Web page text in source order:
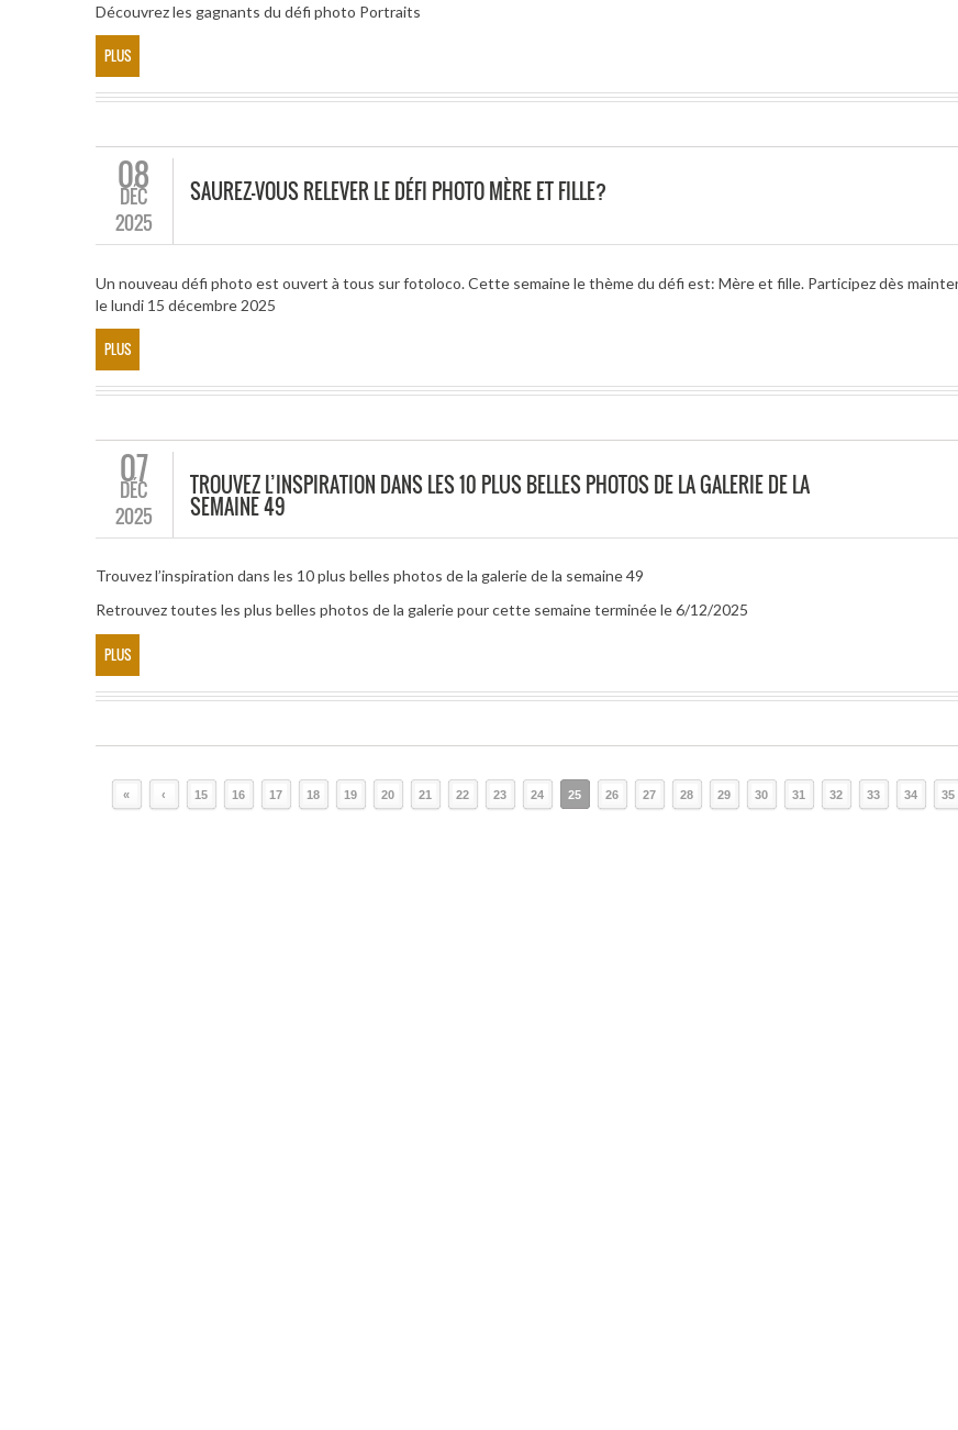
Découvrez les gagnants du défi photo Portraits
PLUS
08
DÉC
2025
SAUREZ-VOUS RELEVER LE DÉFI PHOTO MÈRE ET FILLE?
Un nouveau défi photo est ouvert à tous sur fotoloco. Cette semaine le thème du défi est: Mère et fille. Participez dès
le lundi 15 décembre 2025
PLUS
07
DÉC
2025
TROUVEZ L’INSPIRATION DANS LES 10 PLUS BELLES PHOTOS DE LA GALERIE DE LA
SEMAINE 49
Trouvez l’inspiration dans les 10 plus belles photos de la galerie de la semaine 49
Retrouvez toutes les plus belles photos de la galerie pour cette semaine terminée le 6/12/2025
PLUS
« ‹ 15 16 17 18 19 20 21 22 23 24 25 26 27 28 29 30 31 32 33 34 35